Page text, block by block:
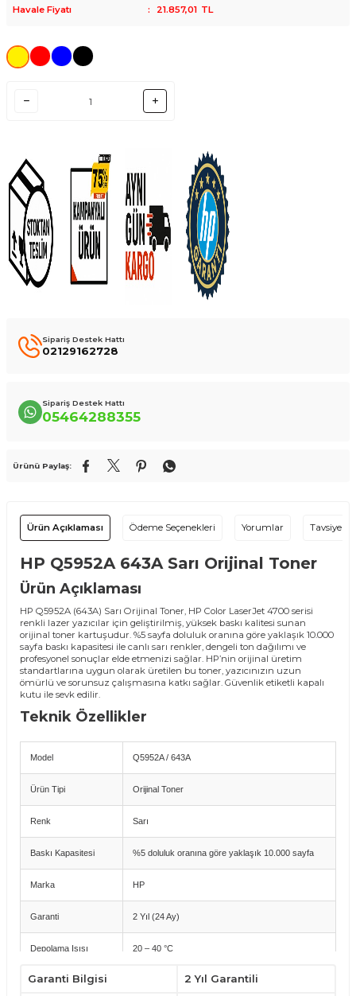
Havale Fiyatı
: 21.857,01 TL
Sipariş Destek Hattı
02129162728
Sipariş Destek Hattı
05464288355
Ürünü Paylaş:
Ürün Açıklaması Ödeme Seçenekleri Yorumlar Tavsiye Et
HP Q5952A 643A Sarı Orijinal Toner
Ürün Açıklaması
HP Q5952A (643A) Sarı Orijinal Toner, HP Color LaserJet 4700 serisi
renkli lazer yazıcılar için geliştirilmiş, yüksek baskı kalitesi sunan
orijinal toner kartuşudur. %5 sayfa doluluk oranına göre yaklaşık 10.000
sayfa baskı kapasitesi ile canlı sarı renkler, dengeli ton dağılımı ve
profesyonel sonuçlar elde etmenizi sağlar. HP’nin orijinal üretim
standartlarına uygun olarak üretilen bu toner, yazıcınızın uzun
ömürlü ve sorunsuz çalışmasına katkı sağlar. Güvenlik etiketli kapalı
kutu ile sevk edilir.
Teknik Özellikler
Model Q5952A / 643A
Ürün Tipi Orijinal Toner
Renk Sarı
Baskı Kapasitesi %5 doluluk oranına göre yaklaşık 10.000 sayfa
Marka HP
Garanti 2 Yıl (24 Ay)
Depolama Isısı 20 – 40 °C
Depolama Nemi %10 – %90 bağıl nem
Garanti Bilgisi 2 Yıl Garantili